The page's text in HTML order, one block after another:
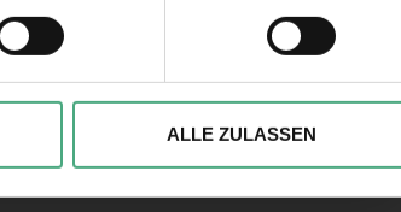
und legen Sie Ihre Präferenzen imAbschnitt
Funktionen anbieten zu können
zu Ihrer Verwendung unserer
Unsere Partner führen diese Informationen
ALLE ZULASSEN
zu unseren